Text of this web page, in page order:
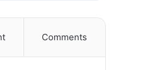
Comments